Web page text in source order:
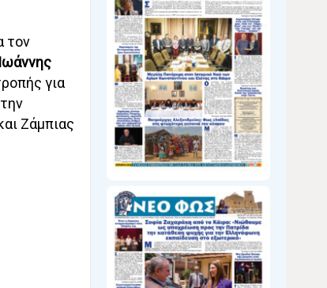
τον
Ιωάννης
για
Ζάμπιας